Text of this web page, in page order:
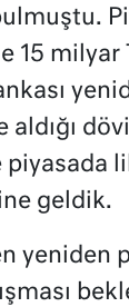
15 milyar
aldığı
geldik.
yeniden